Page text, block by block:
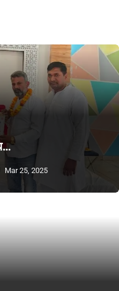
Mar 25, 2025